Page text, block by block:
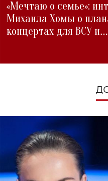
«Мечтаю о семье»:
Михаила Хомы о
концертах для ВСУ и